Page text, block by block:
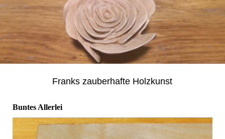
Franks zauberhafte Holzkunst
Buntes Allerlei